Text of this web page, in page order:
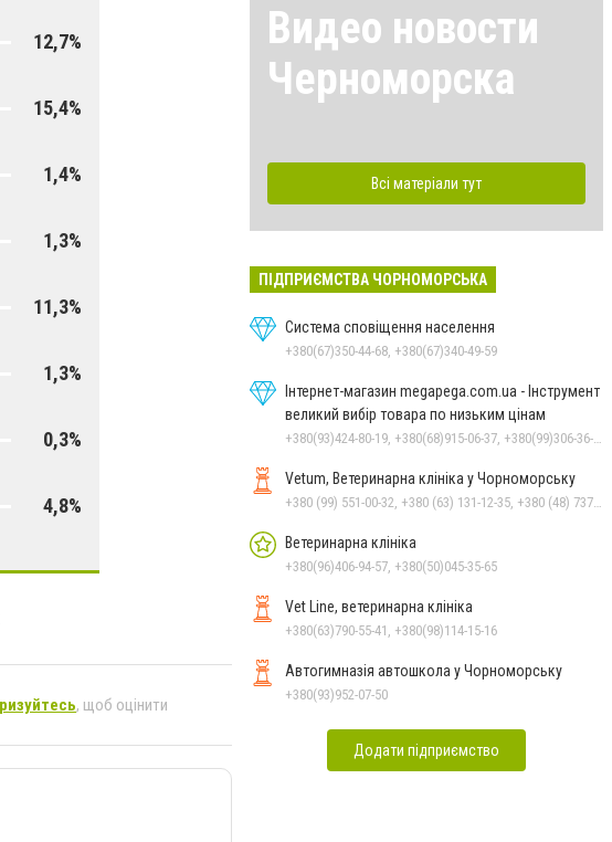
12,7%
15,4%
1,4%
1,3%
11,3%
1,3%
0,3%
4,8%
, щоб оцінити
Видео новости
Черноморска
Всі матеріали тут
ПІДПРИЄМСТВА ЧОРНОМОРСЬКА
Система сповіщення населення
+380(67)350-44-68, +380(67)340-49-59
Інтернет-магазин megapega.com.ua - Інструмент
великий вибір товара по низьким цінам
Vetum, Ветеринарна клініка у Чорноморську
Ветеринарна клініка
+380(96)406-94-57, +380(50)045-35-65
Vet Line, ветеринарна клініка
+380(63)790-55-41, +380(98)114-15-16
Автогимназія автошкола у Чорноморську
+380(93)952-07-50
Додати підприємство